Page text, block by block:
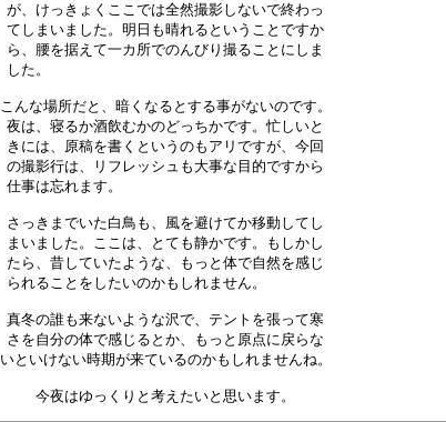
が、けっきょくここでは全然撮影しないで終わっ
てしまいました。明日も晴れるということですか
ら、腰を据えて一カ所でのんびり撮ることにしま
した。
こんな場所だと、暗くなるとする事がないのです。
夜は、寝るか酒飲むかのどっちかです。忙しいと
きには、原稿を書くというのもアリですが、今回
の撮影行は、リフレッシュも大事な目的ですから
仕事は忘れます。
さっきまでいた白鳥も、風を避けてか移動してし
まいました。ここは、とても静かです。もしかし
たら、昔していたような、もっと体で自然を感じ
られることをしたいのかもしれません。
真冬の誰も来ないような沢で、テントを張って寒
さを自分の体で感じるとか、もっと原点に戻らな
いといけない時期が来ているのかもしれませんね。
今夜はゆっくりと考えたいと思います。